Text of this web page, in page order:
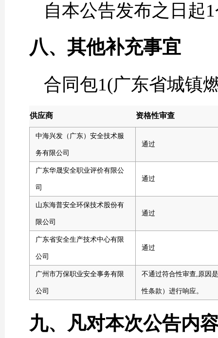
自本公告发布之日起
八、其他补充事宜
合同包1(广东省城镇
供应商 资格性审查
中海兴发（广东）安全技术服
务有限公司
通过
广东华晟安全职业评价有限公
司
通过
山东海普安全环保技术股份有
限公司
通过
广东省安全生产技术中心有限
公司
通过
广州市万保职业安全事务有限
公司
不通过符合性审查,原因
性条款）进行响应。
九、凡对本次公告内